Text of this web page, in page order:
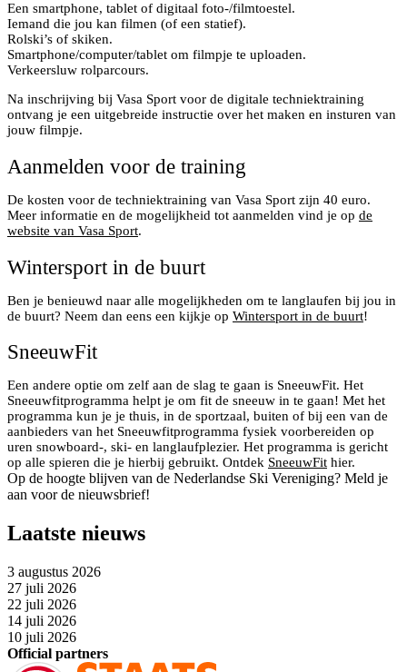
Een smartphone, tablet of digitaal foto-/filmtoestel.
Iemand die jou kan filmen (of een statief).
Rolski’s of skiken.
Smartphone/computer/tablet om filmpje te uploaden.
Verkeersluw rolparcours.
Na inschrijving bij Vasa Sport voor de digitale techniektraining
ontvang je een uitgebreide instructie over het maken en insturen van
jouw filmpje.
Aanmelden voor de training
De kosten voor de techniektraining van Vasa Sport zijn 40 euro.
Meer informatie en de mogelijkheid tot aanmelden vind je op de
website van Vasa Sport.
Wintersport in de buurt
Ben je benieuwd naar alle mogelijkheden om te langlaufen bij jou in
de buurt? Neem dan eens een kijkje op Wintersport in de buurt!
SneeuwFit
Een andere optie om zelf aan de slag te gaan is SneeuwFit. Het
Sneeuwfitprogramma helpt je om fit de sneeuw in te gaan! Met het
programma kun je je thuis, in de sportzaal, buiten of bij een van de
aanbieders van het Sneeuwfitprogramma fysiek voorbereiden op
uren snowboard-, ski- en langlaufplezier. Het programma is gericht
op alle spieren die je hierbij gebruikt. Ontdek SneeuwFit hier.
Op de hoogte blijven van de Nederlandse Ski Vereniging? Meld je
aan voor de nieuwsbrief!
Laatste nieuws
3 augustus 2026
27 juli 2026
22 juli 2026
14 juli 2026
10 juli 2026
Official partners